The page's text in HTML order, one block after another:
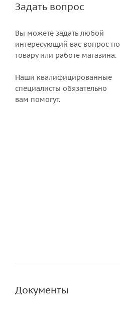
Задать вопрос
Вы можете задать любой
интересующий вас вопрос по
товару или работе магазина.
Наши квалифицированные
специалисты обязательно
вам помогут.
Документы